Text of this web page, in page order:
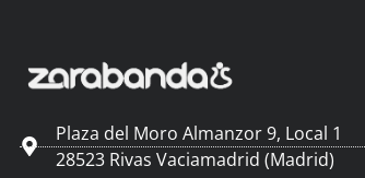
Plaza del Moro Almanzor 9, Local 1
28523 Rivas Vaciamadrid (Madrid)